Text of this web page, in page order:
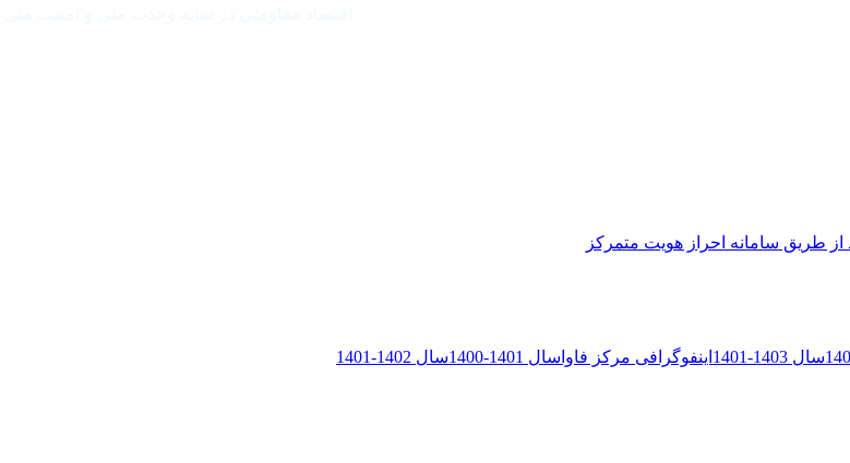
از طريق سامانه احراز هويت متمركز
سال 1403-1401 اینفوگرافی مرکز فاوا سال 1401-1400
سال 1402-1401